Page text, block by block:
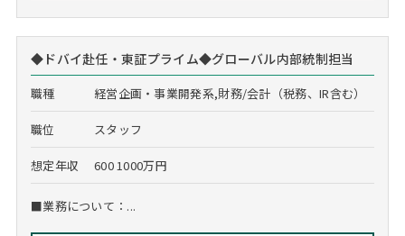
◆ドバイ赴任・東証プライム◆グローバル内部統制担当
職種 経営企画・事業開発系,財務/会計（税務、IR含む）
職位 スタッフ
想定年収 600 1000万円
■業務について：...